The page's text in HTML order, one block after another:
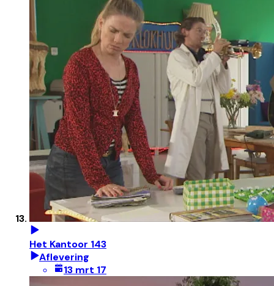
Het Kantoor 143
Aflevering
13 mrt 17